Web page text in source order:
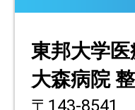
東邦大学
大森病院
〒143-8541